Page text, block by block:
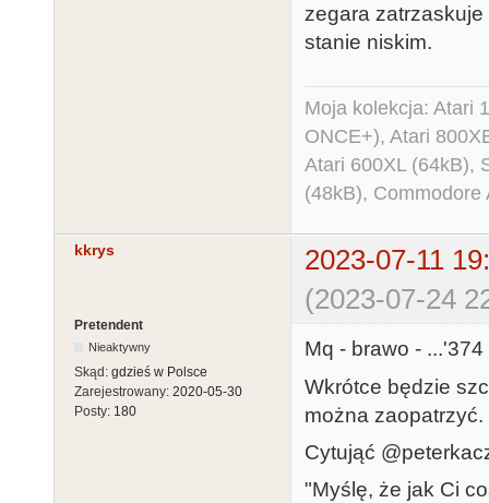
zegara zatrzaskuje
stanie niskim.
Moja kolekcja: Atari
ONCE+), Atari
Atari 600XL (64kB),
(48kB),
kkrys
2023-07-11
(2023-07-24
Pretendent
Nieaktywny
Skąd: gdzieś w Polsce
Zarejestrowany: 2020-05-30
Posty: 180
Mq - brawo - ...'374
Wkrótce będzie
można zaopatrzyć.
Cytująć
"Myślę, że jak Ci